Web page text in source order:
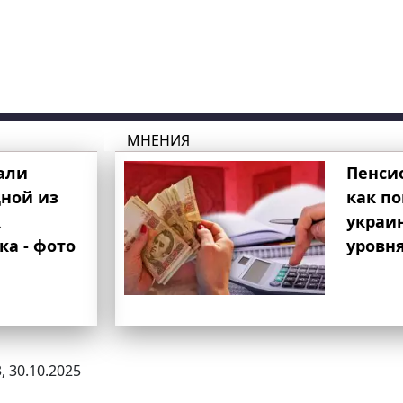
из
- фото
МНЕНИЯ
как
30.10.2025